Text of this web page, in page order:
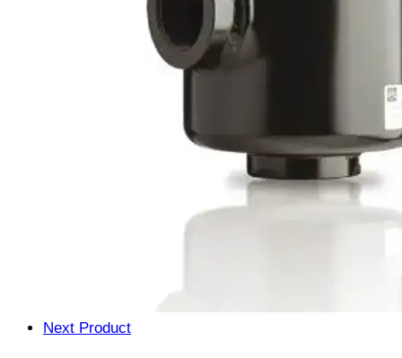
Next Product